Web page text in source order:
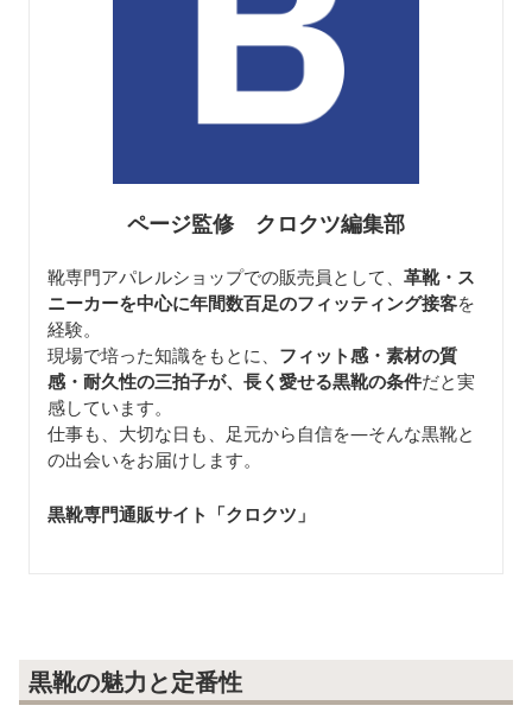
ページ監修 クロクツ編集部
靴専門アパレルショップでの販売員として、 革靴・ス
ニーカーを中心に年間数百足のフィッティング接客を
経験。
現場で培った知識をもとに、 フィット感・素材の質
感・耐久性の三拍子が、長く愛せる黒靴の条件だと実
感しています。
仕事も、大切な日も、足元から自信を—そんな黒靴と
の出会いをお届けします。
黒靴専門通販サイト「クロクツ 」
黒靴の魅力と定番性